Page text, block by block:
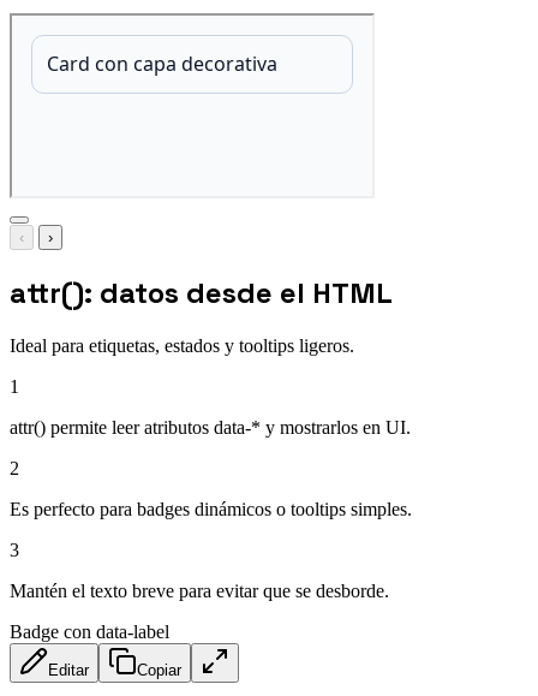
‹ ›
attr(): datos desde el HTML
Ideal para etiquetas, estados y tooltips ligeros.
1
attr() permite leer atributos data-* y mostrarlos en UI.
2
Es perfecto para badges dinámicos o tooltips simples.
3
Mantén el texto breve para evitar que se desborde.
Badge con data-label
Editar Copiar